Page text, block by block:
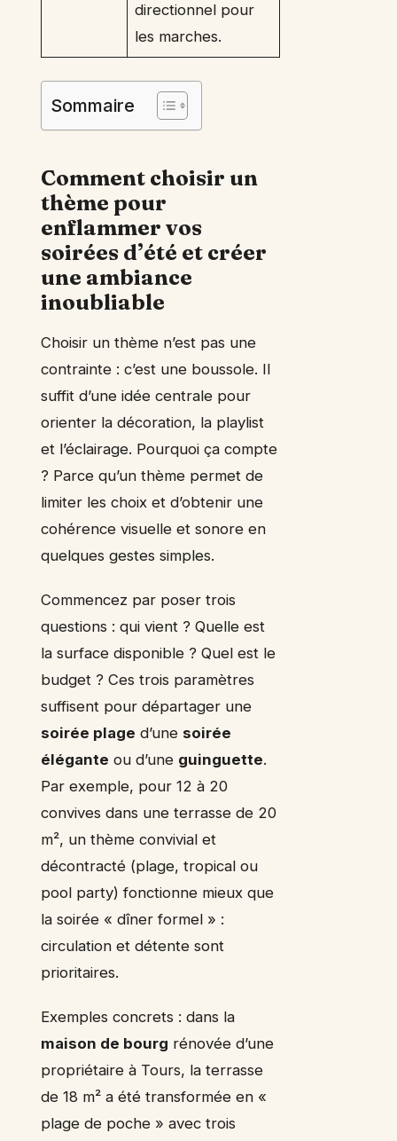
directionnel pour
les marches.
Sommaire
Comment choisir un
thème pour
enflammer vos
soirées d’été et créer
une ambiance
inoubliable
Choisir un thème n’est pas une
contrainte : c’est une boussole. Il
suffit d’une idée centrale pour
orienter la décoration, la playlist
et l’éclairage. Pourquoi ça compte
? Parce qu’un thème permet de
limiter les choix et d’obtenir une
cohérence visuelle et sonore en
quelques gestes simples.
Commencez par poser trois
questions : qui vient ? Quelle est
la surface disponible ? Quel est le
budget ? Ces trois paramètres
suffisent pour départager une
soirée plage d’une soirée
élégante ou d’une guinguette.
Par exemple, pour 12 à 20
convives dans une terrasse de 20
m², un thème convivial et
décontracté (plage, tropical ou
pool party) fonctionne mieux que
la soirée « dîner formel » :
circulation et détente sont
prioritaires.
Exemples concrets : dans la
maison de bourg rénovée d’une
propriétaire à Tours, la terrasse
de 18 m² a été transformée en «
plage de poche » avec trois